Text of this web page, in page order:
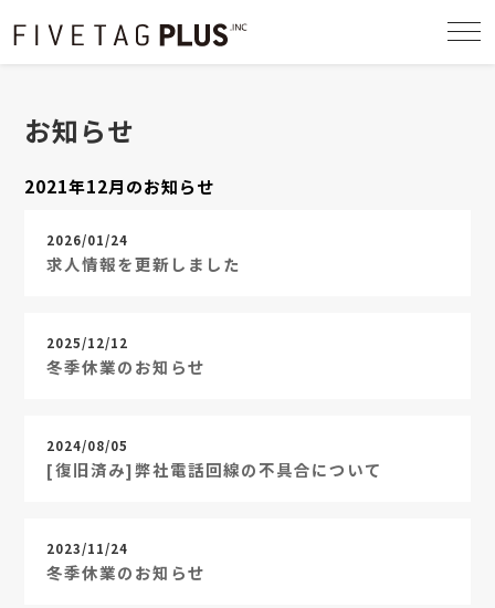
お知らせ
2021年12月のお知らせ
2026/01/24
求人情報を更新しました
2025/12/12
冬季休業のお知らせ
2024/08/05
[復旧済み]弊社電話回線の不具合について
2023/11/24
冬季休業のお知らせ